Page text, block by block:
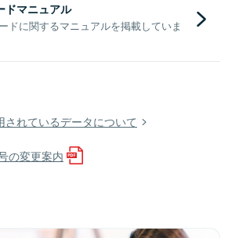
ドマニュアル
ドに関するマニュアルを掲載していま
れているデータについて
の変更案内